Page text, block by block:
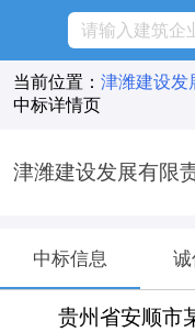
当前位置： 津潍建设发
中标详情页
津潍建设发展有限
中标信息 诚
贵州省安顺市